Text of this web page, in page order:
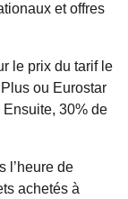
et offres
le prix du tarif le
ou Eurostar
30% de
l’heure de
achetés à